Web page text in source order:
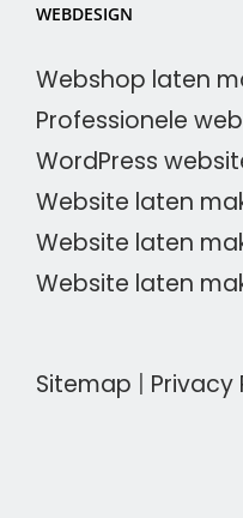
WEBDESIGN
Webshop laten
Professionele
WordPress
Website laten
Website laten
Website laten
Sitemap | Privacy